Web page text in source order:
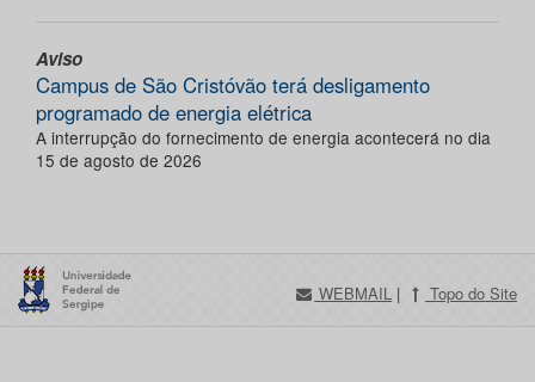
Aviso
Campus de São Cristóvão terá desligamento
programado de energia elétrica
A interrupção do fornecimento de energia acontecerá no dia
15 de agosto de 2026
WEBMAIL | Topo do Site